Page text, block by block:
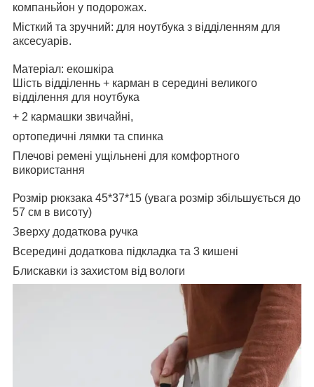
компаньйон у подорожах.
Місткий та зручний: для ноутбука з відділенням для
аксесуарів.
Матеріал: екошкіра
Шість відділеннь + карман в середині великого
відділення для ноутбука
+ 2 кармашки звичайні,
ортопедичні лямки та спинка
Плечові ремені ущільнені для комфортного
використання
Розмір рюкзака 45*37*15 (увага розмір збільшується до
57 см в висоту)
Зверху додаткова ручка
Всередині додаткова підкладка та 3 кишені
Блискавки із захистом від вологи⠀